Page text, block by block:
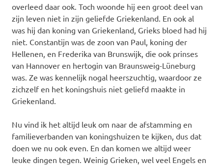
overleed daar ook. Toch woonde hij een groot deel van
zijn leven niet in zijn geliefde Griekenland. En ook al
was hij dan koning van Griekenland, Grieks bloed had hij
niet. Constantijn was de zoon van Paul, koning der
Hellenen, en Frederika van Brunswijk, die ook prinses
van Hannover en hertogin van Braunsweig-Lüneburg
was. Ze was kennelijk nogal heerszuchtig, waardoor ze
zichzelf en het koningshuis niet geliefd maakte in
Griekenland.
Nu vind ik het altijd leuk om naar de afstamming en
familieverbanden van koningshuizen te kijken, dus dat
doen we nu ook even. En dan komen we altijd weer
leuke dingen tegen. Weinig Grieken, wel veel Engels en